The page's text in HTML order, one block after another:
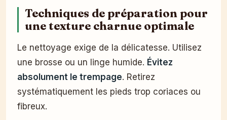
Techniques de préparation pour
une texture charnue optimale
Le nettoyage exige de la délicatesse. Utilisez
une brosse ou un linge humide. Évitez
absolument le trempage. Retirez
systématiquement les pieds trop coriaces ou
fibreux.